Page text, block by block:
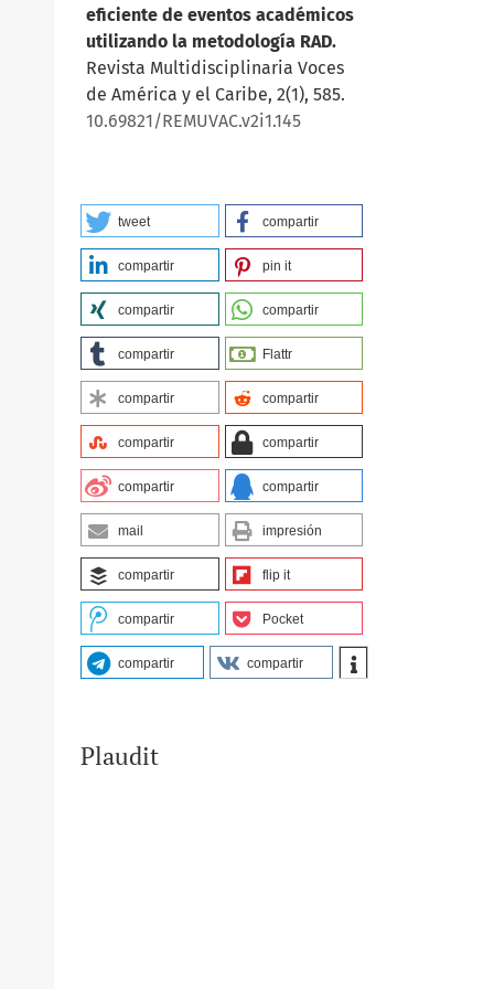
eficiente de eventos académicos
utilizando la metodología RAD.
Revista Multidisciplinaria Voces
de América y el Caribe, 2(1), 585.
10.69821/REMUVAC.v2i1.145
tweet compartir
compartir pin it
compartir compartir
compartir Flattr
compartir compartir
compartir compartir
compartir compartir
mail impresión
compartir flip it
compartir Pocket
compartir compartir
Plaudit